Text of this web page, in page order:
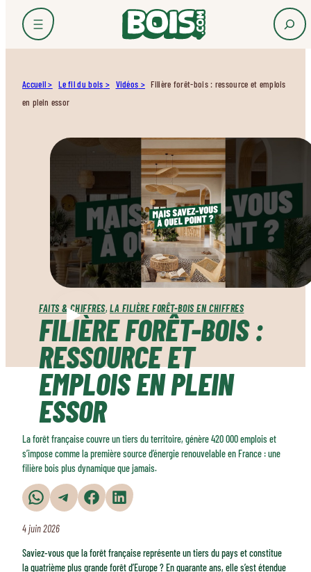
Accueil Le fil du bois Vidéos
Filière forêt-bois : ressource et emplois
en plein essor
FAITS & CHIFFRES, LA FILIÈRE FORÊT-BOIS EN CHIFFRES
FILIÈRE FORÊT-BOIS :
RESSOURCE ET
EMPLOIS EN PLEIN
ESSOR
La forêt française couvre un tiers du territoire, génère 420 000 emplois et
s’impose comme la première source d’énergie renouvelable en France : une
filière bois plus dynamique que jamais.
Partager sur WhatsApp Partager sur Telegram Partager sur Facebook Partager sur LinkedIn
4 juin 2026
Saviez-vous que la forêt française représente un tiers du pays et constitue
la quatrième plus grande forêt d’Europe ? En quarante ans, elle s’est étendue